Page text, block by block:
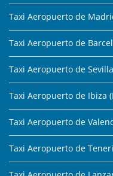
Taxi Aeropuerto de
Taxi Aeropuerto de
Taxi Aeropuerto de Sevilla
Taxi Aeropuerto de Ibiza
Taxi Aeropuerto de
Taxi Aeropuerto de